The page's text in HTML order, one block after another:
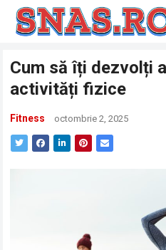
Cum să îți dezvolți
activități fizice
Fitness octombrie 2, 2025